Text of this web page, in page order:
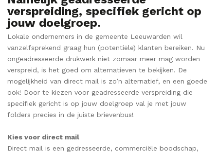
verspreiding, specifiek gericht op
jouw doelgroep.
Lokale ondernemers in de gemeente Leeuwarden wil
vanzelfsprekend graag hun (potentiële) klanten bereiken. Nu
ongeadresseerde drukwerk niet zomaar meer mag worden
verspreid, is het goed om alternatieven te bekijken. De
mogelijkheid van direct mail is zo’n alternatief, en een goede
ook! Door te kiezen voor geadresseerde verspreiding die
specifiek gericht is op jouw doelgroep val je met jouw
folders precies in de juiste brievenbus!
Kies voor direct mail
Direct mail is een gedresseerde, commerciële boodschap,